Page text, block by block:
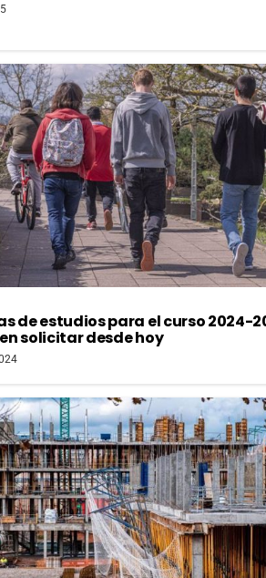
de estudios para el curso 2024-
solicitar desde hoy